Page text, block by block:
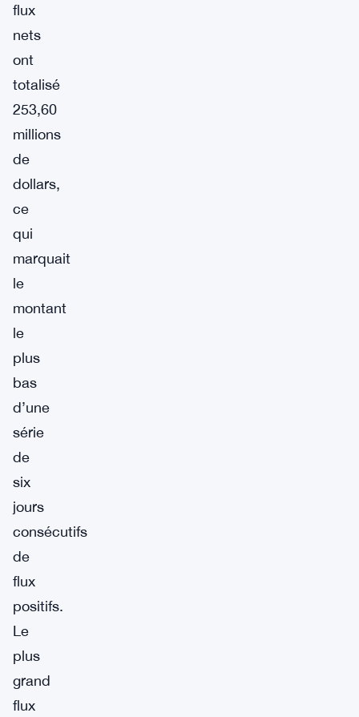
flux
nets
ont
totalisé
253,60
millions
de
dollars,
ce
qui
marquait
le
montant
le
plus
bas
d’une
série
de
six
jours
consécutifs
de
flux
positifs.
Le
plus
grand
flux